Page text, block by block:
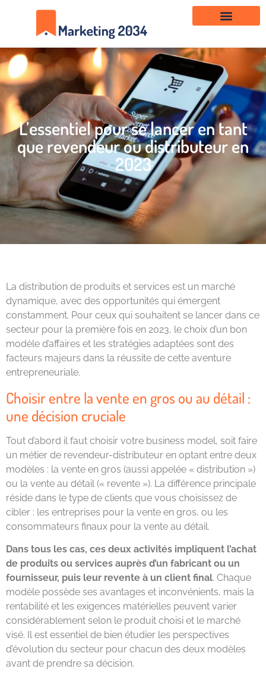
L’essentiel pour se lancer en tant
que revendeur ou distributeur en
2023
La distribution de produits et services est un marché
dynamique, avec des opportunités qui émergent
constamment. Pour ceux qui souhaitent se lancer dans ce
secteur pour la première fois en 2023, le choix d’un bon
modèle d’affaires et les stratégies adaptées sont des
facteurs majeurs dans la réussite de cette aventure
entrepreneuriale.
Choisir entre la vente en gros ou au détail :
une décision cruciale
Tout d’abord il faut choisir votre business model, soit faire
un métier de revendeur-distributeur en optant entre deux
modèles : la vente en gros (aussi appelée « distribution »)
ou la vente au détail (« revente »). La différence principale
réside dans le type de clients que vous choisissez de
cibler : les entreprises pour la vente en gros, ou les
consommateurs finaux pour la vente au détail.
Dans tous les cas, ces deux activités impliquent l’achat
de produits ou services auprès d’un fabricant ou un
fournisseur, puis leur revente à un client final. Chaque
modèle possède ses avantages et inconvénients, mais la
rentabilité et les exigences matérielles peuvent varier
considérablement selon le produit choisi et le marché
visé. Il est essentiel de bien étudier les perspectives
d’évolution du secteur pour chacun des deux modèles
avant de prendre sa décision.